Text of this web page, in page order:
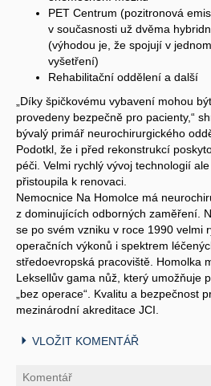
PET Centrum (pozitronová
v současnosti už dvěma
(výhodou je, že spojují v
vyšetření)
Rehabilitační oddělení a další
„Díky špičkovému vybavení mohou
provedeny bezpečně pro pacienty,“
bývalý primář neurochirurgického
Podotkl, že i před rekonstrukcí
péči. Velmi rychlý vývoj technologií
přistoupila k renovaci.
Nemocnice Na Homolce má
z dominujících odborných zaměření.
se po svém vzniku v roce 1990 velmi
operačních výkonů i spektrem
středoevropská pracoviště. Homolka
Leksellův gama nůž, který umožňuje
„bez operace“. Kvalitu a bezpečnost
mezinárodní akreditace JCI.
VLOŽIT KOMENTÁŘ